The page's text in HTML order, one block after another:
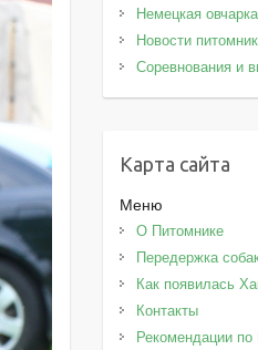
Немецкая овчарка
Новости
Соревнования и
Карта сайта
Меню
О Питомнике
Передержка
Как появилась
Контакты
Рекомендации